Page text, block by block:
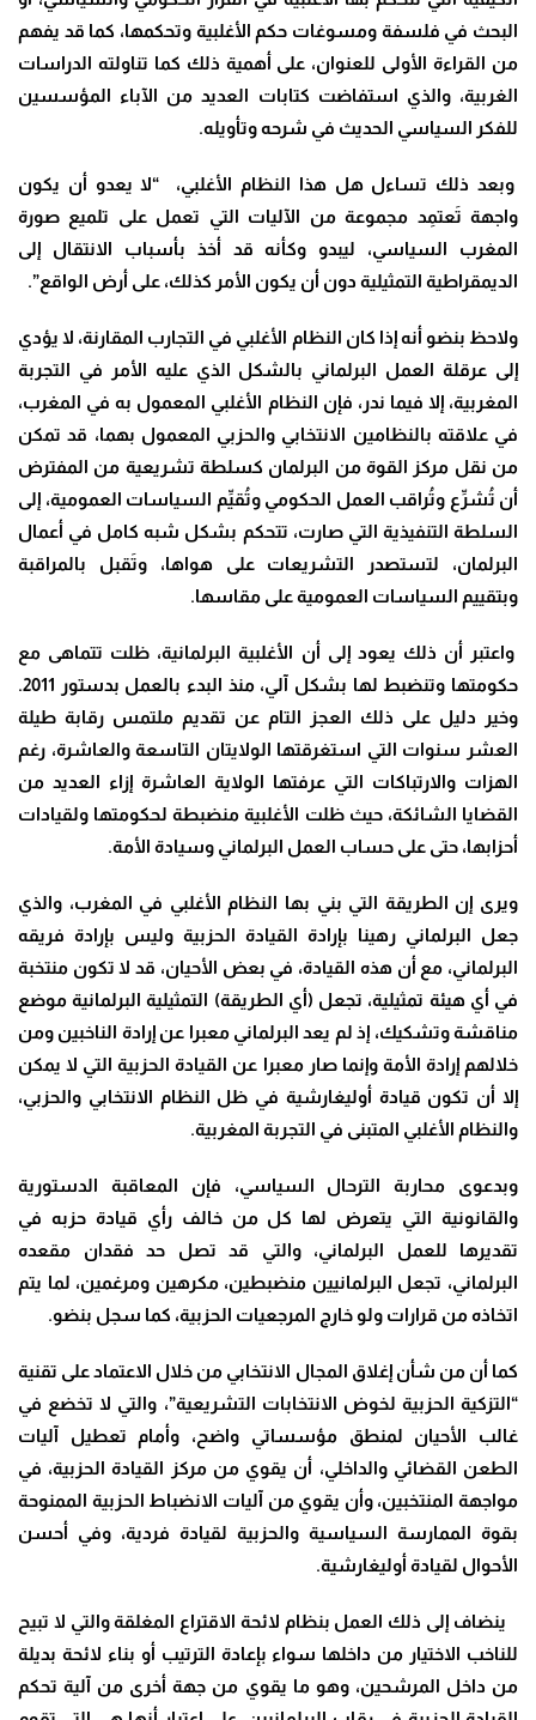
البحث في فلسفة ومسوغات حكم الأغلبية وتحكمها، كما قد يفهم
من القراءة الأولى للعنوان، على أهمية ذلك كما تناولته الدراسات
الغربية، والذي استفاضت كتابات العديد من الآباء المؤسسين
للفكر السياسي الحديث في شرحه وتأويله.
وبعد ذلك تساءل هل هذا النظام الأغلبي، “لا يعدو أن يكون
واجهة تَعتمِد مجموعة من الآليات التي تعمل على تلميع صورة
المغرب السياسي، ليبدو وكأنه قد أخذ بأسباب الانتقال إلى
الديمقراطية التمثيلية دون أن يكون الأمر كذلك، على أرض الواقع”.
ولاحظ بنضو أنه إذا كان النظام الأغلبي في التجارب المقارنة، لا يؤدي
إلى عرقلة العمل البرلماني بالشكل الذي عليه الأمر في التجربة
المغربية، إلا فيما ندر، فإن النظام الأغلبي المعمول به في المغرب،
في علاقته بالنظامين الانتخابي والحزبي المعمول بهما، قد تمكن
من نقل مركز القوة من البرلمان كسلطة تشريعية من المفترض
أن تُشرِّع وتُراقب العمل الحكومي وتُقيِّم السياسات العمومية، إلى
السلطة التنفيذية التي صارت، تتحكم بشكل شبه كامل في أعمال
البرلمان، لتستصدر التشريعات على هواها، وتَقبل بالمراقبة
وبتقييم السياسات العمومية على مقاسها.
واعتبر أن ذلك يعود إلى أن الأغلبية البرلمانية، ظلت تتماهى مع
حكومتها وتنضبط لها بشكل آلي، منذ البدء بالعمل بدستور 2011.
وخير دليل على ذلك العجز التام عن تقديم ملتمس رقابة طيلة
العشر سنوات التي استغرقتها الولايتان التاسعة والعاشرة، رغم
الهزات والارتباكات التي عرفتها الولاية العاشرة إزاء العديد من
القضايا الشائكة، حيث ظلت الأغلبية منضبطة لحكومتها ولقيادات
أحزابها، حتى على حساب العمل البرلماني وسيادة الأمة.
ويرى إن الطريقة التي بني بها النظام الأغلبي في المغرب، والذي
جعل البرلماني رهينا بإرادة القيادة الحزبية وليس بإرادة فريقه
البرلماني، مع أن هذه القيادة، في بعض الأحيان، قد لا تكون منتخبة
في أي هيئة تمثيلية، تجعل (أي الطريقة) التمثيلية البرلمانية موضع
مناقشة وتشكيك، إذ لم يعد البرلماني معبرا عن إرادة الناخبين ومن
خلالهم إرادة الأمة وإنما صار معبرا عن القيادة الحزبية التي لا يمكن
إلا أن تكون قيادة أوليغارشية في ظل النظام الانتخابي والحزبي،
والنظام الأغلبي المتبنى في التجربة المغربية.
وبدعوى محاربة الترحال السياسي، فإن المعاقبة الدستورية
والقانونية التي يتعرض لها كل من خالف رأي قيادة حزبه في
تقديرها للعمل البرلماني، والتي قد تصل حد فقدان مقعده
البرلماني، تجعل البرلمانيين منضبطين، مكرهين ومرغمين، لما يتم
اتخاذه من قرارات ولو خارج المرجعيات الحزبية، كما سجل بنضو.
كما أن من شأن إغلاق المجال الانتخابي من خلال الاعتماد على تقنية
“التزكية الحزبية لخوض الانتخابات التشريعية”، والتي لا تخضع في
غالب الأحيان لمنطق مؤسساتي واضح، وأمام تعطيل آليات
الطعن القضائي والداخلي، أن يقوي من مركز القيادة الحزبية، في
مواجهة المنتخبين، وأن يقوي من آليات الانضباط الحزبية الممنوحة
بقوة الممارسة السياسية والحزبية لقيادة فردية، وفي أحسن
الأحوال لقيادة أوليغارشية.
ينضاف إلى ذلك العمل بنظام لائحة الاقتراع المغلقة والتي لا تبيح
للناخب الاختيار من داخلها سواء بإعادة الترتيب أو بناء لائحة بديلة
من داخل المرشحين، وهو ما يقوي من جهة أخرى من آلية تحكم